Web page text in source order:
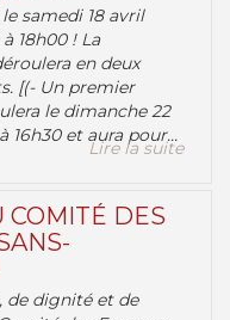
samedi 18 avril
18h00 ! La
en deux
[(- Un premier
le dimanche 22
16h30 et aura pour...
Lire la suite
COMITÉ DES
de dignité et de